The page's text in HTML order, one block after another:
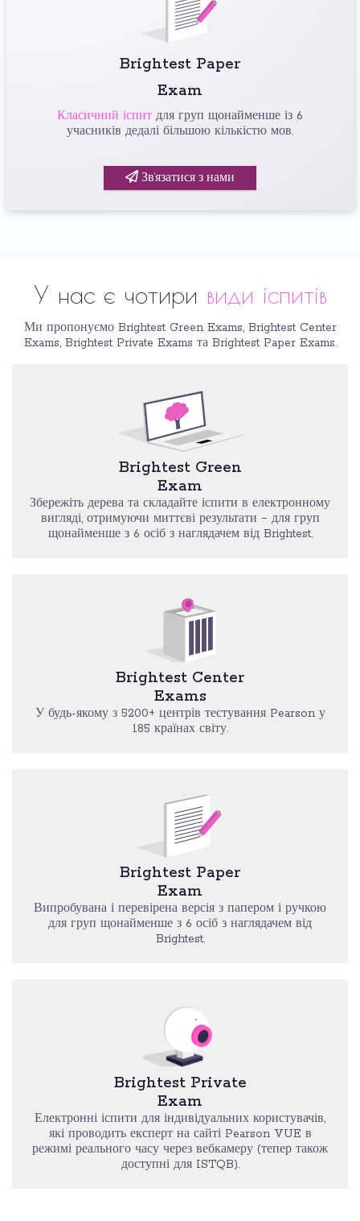
Brightest Paper
Exam
Класичний іспит для груп щонайменше із 6
учасників дедалі більшою кількістю мов.
Зв’язатися з нами
У нас є чотири види іспитів
Ми пропонуємо Brightest Green Exams, Brightest Center
Exams, Brightest Private Exams та Brightest Paper Exams.
Brightest Green
Exam
Збережіть дерева та складайте іспити в електронному
вигляді, отримуючи миттєві результати − для груп
щонайменше з 6 осіб з наглядачем від Brightest.
Brightest Center
Exams
У будь-якому з 5200+ центрів тестування Pearson у
185 країнах світу.
Brightest Paper
Exam
Випробувана і перевірена версія з папером і ручкою
для груп щонайменше з 6 осіб з наглядачем від
Brightest.
Brightest Private
Exam
Електронні іспити для індивідуальних користувачів,
які проводить експерт на сайті Pearson VUE в
режимі реального часу через вебкамеру (тепер також
доступні для ISTQB).